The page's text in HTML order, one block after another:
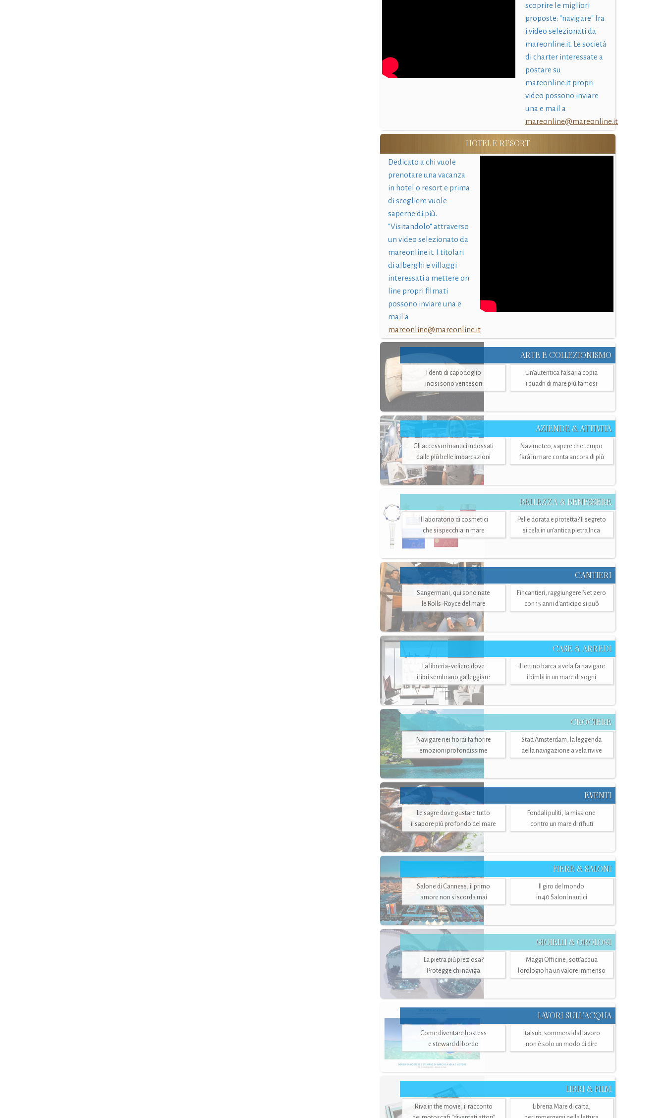
scoprire le migliori
proposte: "navigare" fra
i video selezionati da
mareonline.it. Le società
di charter interessate a
postare su
mareonline.it propri
video possono inviare
una e mail a
mareonline@mareonline.it
HOTEL E RESORT
Dedicato a chi vuole
prenotare una vacanza
in hotel o resort e prima
di scegliere vuole
saperne di più.
"Visitandolo" attraverso
un video selezionato da
mareonline.it. I titolari
di alberghi e villaggi
interessati a mettere on
line propri filmati
possono inviare una e
mail a
mareonline@mareonline.it
ARTE E COLLEZIONISMO
I denti di capodoglio
incisi sono veri tesori
Un’autentica falsaria copia
i quadri di mare più famosi
AZIENDE & ATTIVITÀ
Gli accessori nautici indossati
dalle più belle imbarcazioni
Navimeteo, sapere che tempo
farà in mare conta ancora di più
BELLEZZA & BENESSERE
Il laboratorio di cosmetici
che si specchia in mare
Pelle dorata e protetta? Il segreto
si cela in un’antica pietra Inca
CANTIERI
Sangermani, qui sono nate
le Rolls-Royce del mare
Fincantieri, raggiungere Net zero
con 15 anni d'anticipo si può
CASE & ARREDI
La libreria-veliero dove
i libri sembrano galleggiare
Il lettino barca a vela fa navigare
i bimbi in un mare di sogni
CROCIERE
Navigare nei fiordi fa fiorire
emozioni profondissime
Stad Amsterdam, la leggenda
della navigazione a vela rivive
EVENTI
Le sagre dove gustare tutto
il sapore più profondo del mare
Fondali puliti, la missione
contro un mare di rifiuti
FIERE & SALONI
Salone di Canness, il primo
amore non si scorda mai
Il giro del mondo
in 40 Saloni nautici
GIOIELLI & OROLOGI
La pietra più preziosa?
Protegge chi naviga
Maggi Officine, sott’acqua
l'orologio ha un valore immenso
LAVORI SULL’ACQUA
Come diventare hostess
e steward di bordo
Italsub: sommersi dal lavoro
non è solo un modo di dire
LIBRI & FILM
Riva in the movie, il racconto
Libreria Mare di carta,